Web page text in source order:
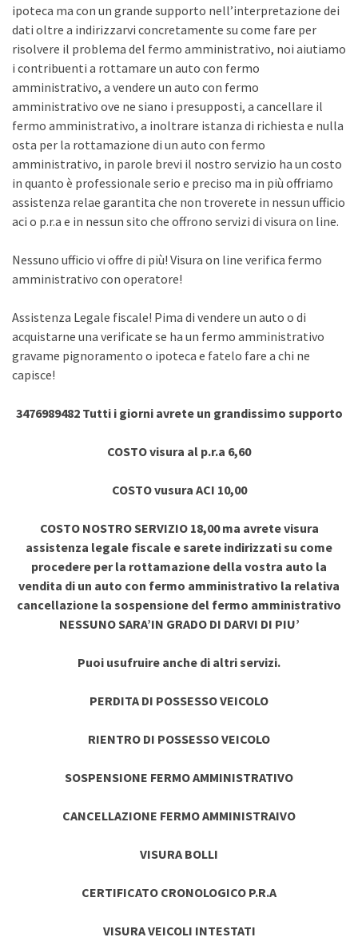
ipoteca ma con un grande supporto nell’interpretazione dei
dati oltre a indirizzarvi concretamente su come fare per
risolvere il problema del fermo amministrativo, noi aiutiamo
i contribuenti a rottamare un auto con fermo
amministrativo, a vendere un auto con fermo
amministrativo ove ne siano i presupposti, a cancellare il
fermo amministrativo, a inoltrare istanza di richiesta e nulla
osta per la rottamazione di un auto con fermo
amministrativo, in parole brevi il nostro servizio ha un costo
in quanto è professionale serio e preciso ma in più offriamo
assistenza relae garantita che non troverete in nessun ufficio
aci o p.r.a e in nessun sito che offrono servizi di visura on line.
Nessuno ufficio vi offre di più! Visura on line verifica fermo
amministrativo con operatore!
Assistenza Legale fiscale! Pima di vendere un auto o di
acquistarne una verificate se ha un fermo amministrativo
gravame pignoramento o ipoteca e fatelo fare a chi ne
capisce!
3476989482 Tutti i giorni avrete un grandissimo supporto
COSTO visura al p.r.a 6,60
COSTO vusura ACI 10,00
COSTO NOSTRO SERVIZIO 18,00 ma avrete visura
assistenza legale fiscale e sarete indirizzati su come
procedere per la rottamazione della vostra auto la
vendita di un auto con fermo amministrativo la relativa
cancellazione la sospensione del fermo amministrativo
NESSUNO SARA’IN GRADO DI DARVI DI PIU’
Puoi usufruire anche di altri servizi.
PERDITA DI POSSESSO VEICOLO
RIENTRO DI POSSESSO VEICOLO
SOSPENSIONE FERMO AMMINISTRATIVO
CANCELLAZIONE FERMO AMMINISTRAIVO
VISURA BOLLI
CERTIFICATO CRONOLOGICO P.R.A
VISURA VEICOLI INTESTATI